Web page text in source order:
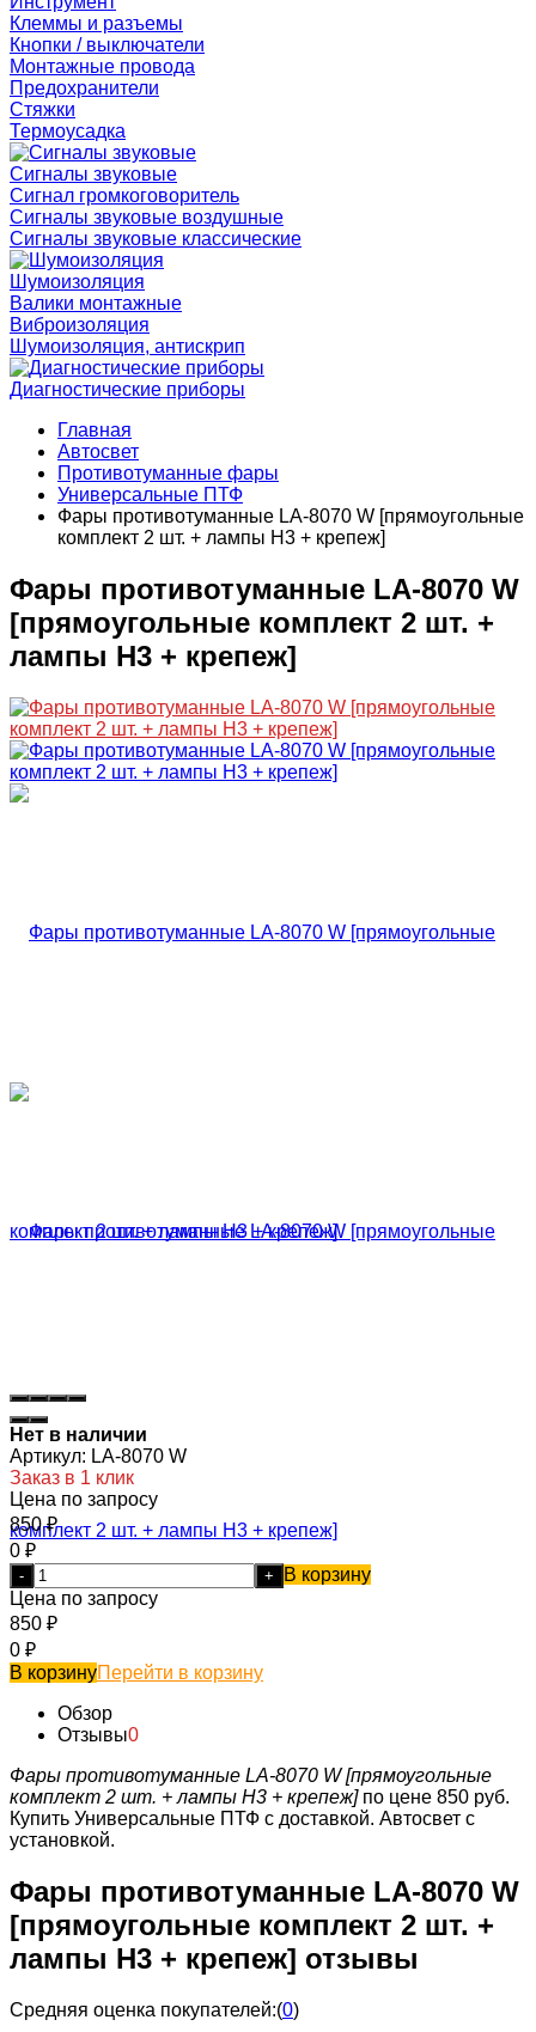
Клеммы и разъемы
Кнопки / выключатели
Монтажные провода
Предохранители
Стяжки
Термоусадка
Сигналы звуковые
Сигнал громкоговоритель
Сигналы звуковые воздушные
Сигналы звуковые классические
Шумоизоляция
Валики монтажные
Виброизоляция
Шумоизоляция, антискрип
Диагностические приборы
Главная
Автосвет
Противотуманные фары
Универсальные ПТФ
Фары противотуманные LA-8070 W [прямоугольные
комплект 2 шт. + лампы H3 + крепеж]
Фары противотуманные LA-8070 W
[прямоугольные комплект 2 шт. +
лампы H3 + крепеж]
Нет в наличии
Артикул: LA-8070 W
Заказ в 1 клик
Цена по запросу
850₽
0 ₽
- +
В корзину
Цена по запросу
850 ₽
0 ₽
В корзинуПерейти в корзину
Обзор
Отзывы0
Фары противотуманные LA-8070 W [прямоугольные
комплект 2 шт. + лампы H3 + крепеж]по цене 850 руб.
Купить Универсальные ПТФ с доставкой. Автосвет с
установкой.
Фары противотуманные LA-8070 W
[прямоугольные комплект 2 шт. +
лампы H3 + крепеж] отзывы
Средняя оценка покупателей:(0)